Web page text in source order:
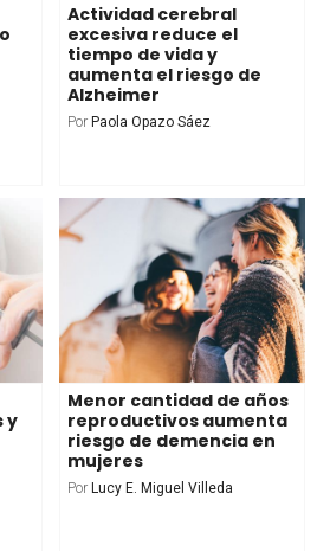
Actividad cerebral
excesiva reduce el
tiempo de vida y
aumenta el riesgo de
Alzheimer
Por Paola Opazo Sáez
y
Menor cantidad de años
reproductivos aumenta
riesgo de demencia en
mujeres
Por Lucy E. Miguel Villeda